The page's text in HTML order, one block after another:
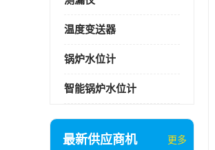
温度变送器
锅炉水位计
智能锅炉水位计
最新供应商机 更多